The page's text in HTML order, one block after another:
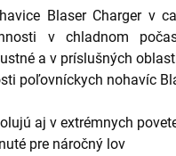
Blaser Charger v
v chladnom
a v príslušných
poľovníckych nohavíc
aj v extrémnych
pre náročný lov